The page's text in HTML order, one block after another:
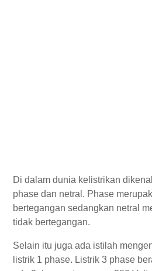
Di dalam dunia kelistrikan
phase dan netral. Phase
bertegangan sedangkan netral
tidak bertegangan.
Selain itu juga ada istilah
listrik 1 phase. Listrik 3 phase